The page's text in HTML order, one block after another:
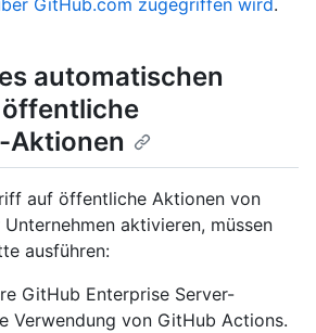
GitHub.com zugegriffen wird.
automatischen
Aktionen
auf öffentliche Aktionen von
aktivieren, müssen
ausführen:
GitHub Enterprise Server-
Verwendung von GitHub Actions.